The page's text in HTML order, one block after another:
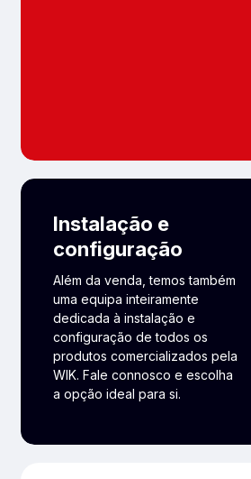
Instalação e
configuração
Além da venda, temos também
uma equipa inteiramente
dedicada à instalação e
configuração de todos os
produtos comercializados pela
WIK. Fale connosco e escolha
a opção ideal para si.